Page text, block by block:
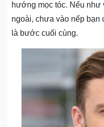
hướng mọc tóc. Nếu
ngoài, chưa vào nếp bạn
là bước cuối cùng.